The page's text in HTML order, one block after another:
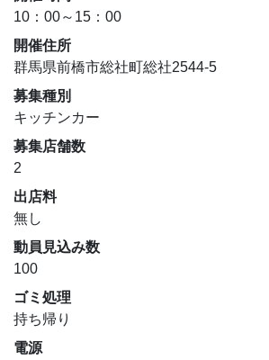
10：00～15：00
開催住所
群馬県前橋市総社町総社2544-5
募集種別
キッチンカー
募集店舗数
2
出店料
無し
動員見込み数
100
ゴミ処理
持ち帰り
電源